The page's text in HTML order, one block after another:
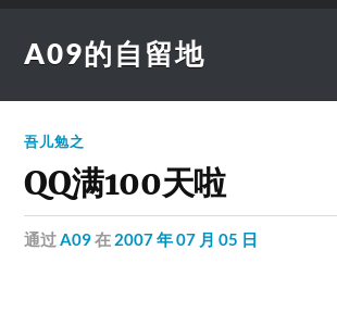
A09的自留地
吾儿勉之
QQ满100天啦
通过A09在 2007 年 07 月 05 日